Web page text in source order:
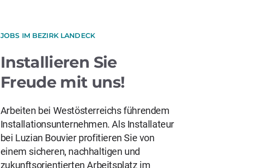
JOBS IM BEZIRK LANDECK
Installieren Sie
Freude mit uns!
Arbeiten bei Westösterreichs führendem
Installationsunternehmen. Als Installateur
bei Luzian Bouvier profitieren Sie von
einem sicheren, nachhaltigen und
zukunftsorientierten Arbeitsplatz im